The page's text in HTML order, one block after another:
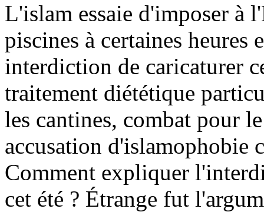
L'islam essaie d'imposer à
piscines à certaines heures
interdiction de caricaturer
traitement diététique
les cantines, combat pour
accusation d'islamophobie
Comment expliquer
cet été ? Étrange fut